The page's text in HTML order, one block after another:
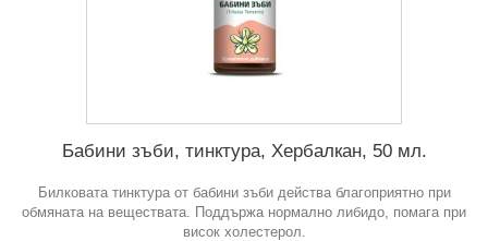
Бабини зъби, тинктура, Хербалкан, 50 мл.
Билковата тинктура от бабини зъби действа благоприятно при
обмяната на веществата. Поддържа нормално либидо, помага при
висок холестерол.